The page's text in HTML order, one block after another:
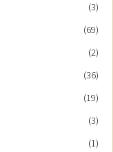
(3)
(69)
(2)
(36)
(19)
(3)
(1)